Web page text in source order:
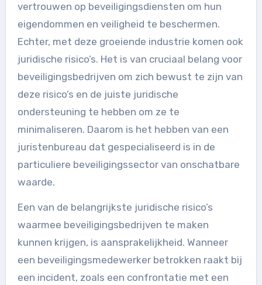
vertrouwen op beveiligingsdiensten om hun
eigendommen en veiligheid te beschermen.
Echter, met deze groeiende industrie komen ook
juridische risico’s. Het is van cruciaal belang voor
beveiligingsbedrijven om zich bewust te zijn van
deze risico’s en de juiste juridische
ondersteuning te hebben om ze te
minimaliseren. Daarom is het hebben van een
juristenbureau dat gespecialiseerd is in de
particuliere beveiligingssector van onschatbare
waarde.
Een van de belangrijkste juridische risico’s
waarmee beveiligingsbedrijven te maken
kunnen krijgen, is aansprakelijkheid. Wanneer
een beveiligingsmedewerker betrokken raakt bij
een incident, zoals een confrontatie met een